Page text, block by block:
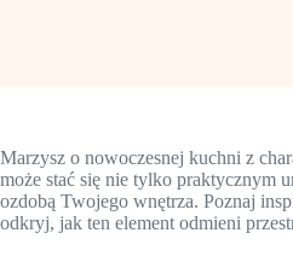
Marzysz o nowoczesnej kuchni z
może stać się nie tylko praktycznym
ozdobą Twojego wnętrza. Poznaj
odkryj, jak ten element odmieni